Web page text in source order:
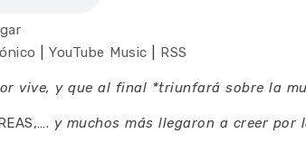
YouTube Music RSS
vive, y que al final *triunfará sobre la
y muchos más llegaron a creer por